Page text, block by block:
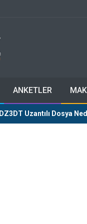
ANKETLER
DZ3DT Uzantılı Dosya